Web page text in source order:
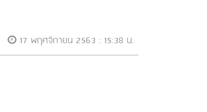
17 พฤศจิกายน 2563 : 15:38 น.